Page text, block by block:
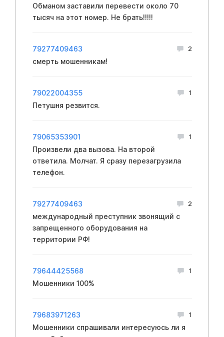
Обманом заставили перевести около 70
тысяч на этот номер. Не брать!!!!!
79277409463 2
смерть мошенникам!
79022004355 1
Петушня резвится.
79065353901 1
Произвели два вызова. На второй
ответила. Молчат. Я сразу перезагрузила
телефон.
79277409463 2
международный преступник звонящий с
запрещенного оборудования на
территории РФ!
79644425568 1
Мошенники 100%
79683971263 1
Мошенники спрашивали интересуюсь ли я